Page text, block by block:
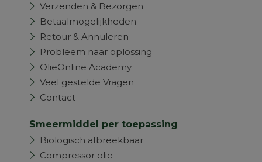
Verzenden & Bezorgen
Betaalmogelijkheden
Retour & Annuleren
Probleem naar oplossing
OlieOnline Academy
Veel gestelde Vragen
Contact
Smeermiddel per toepassing
Biologisch afbreekbaar
Compressor olie